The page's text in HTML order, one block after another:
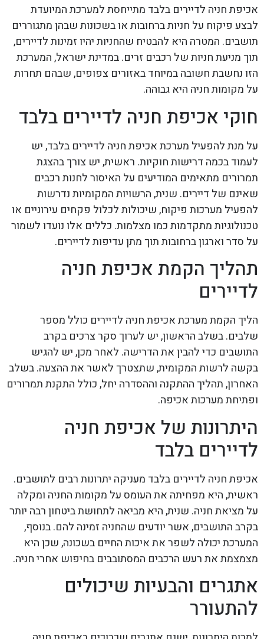
אכיפת חניה לדיירים בלבד מתייחסת למערכת המיועדת
לבצע פיקוח על חניות ברחובות או בשכונות שבהן מתגוררים
תושבים. המטרה היא להבטיח שהחניות יהיו זמינות לדיירים,
תוך מניעת חניות של רכבים זרים. במדינת ישראל, המערכת
הזו נחשבת חשובה במיוחד באזורים צפופים, שבהם תחרות
על מקומות חניה היא גבוהה.
חוקי אכיפת חניה לדיירים בלבד
על מנת להפעיל מערכת אכיפת חניה לדיירים בלבד, יש
לעמוד בכמה דרישות חוקיות. ראשית, יש צורך בהצגת
תמרורים מתאימים המודיעים על האיסור לחנות רכבים
שאינם של דיירים. שנית, הרשויות המקומיות נדרשות
להפעיל מערכות פיקוח, שיכולות לכלול פקחים עירוניים או
טכנולוגיות מתקדמות כמו מצלמות. כללים אלו נועדו לשמור
על סדר וארגון ברחובות תוך מתן עדיפות לדיירים.
תהליך הקמת אכיפת חניה
לדיירים
הליך הקמת מערכת אכיפת חניה לדיירים כולל מספר
שלבים. בשלב הראשון, יש לערוך סקר צרכים בקרב
התושבים כדי להבין את הדרישה. לאחר מכן, יש להגיש
בקשה לרשות המקומית, שתצטרך לאשר את ההצעה. בשלב
האחרון, תהליך ההתקנה וההסדרה יחל, כולל התקנת תמרורים
ופתיחת מערכות אכיפה.
היתרונות של אכיפת חניה
לדיירים בלבד
אכיפת חניה לדיירים בלבד מעניקה יתרונות רבים לתושבים.
ראשית, היא מפחיתה את העומס על מקומות החניה ומקלה
על מציאת חניה. שנית, היא מביאה לתחושת ביטחון רבה יותר
בקרב התושבים, אשר יודעים שהחניה זמינה להם. בנוסף,
המערכת יכולה לשפר את איכות החיים בשכונה, שכן היא
מצמצמת את רעש הרכבים המסתובבים בחיפוש אחרי חניה.
אתגרים והבעיות שיכולים
להתעורר